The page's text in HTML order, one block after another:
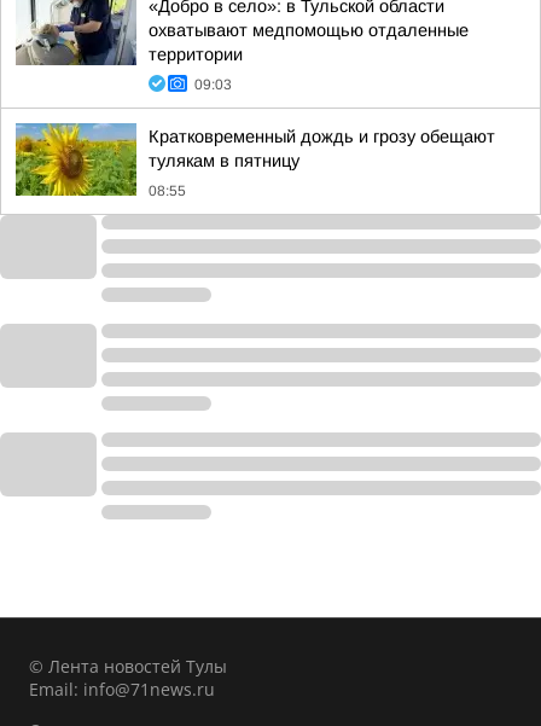
«Добро в село»: в Тульской области
охватывают медпомощью отдаленные
территории
09:03
Кратковременный дождь и грозу обещают
тулякам в пятницу
08:55
© Лента новостей Тулы
Email: info@71news.ru